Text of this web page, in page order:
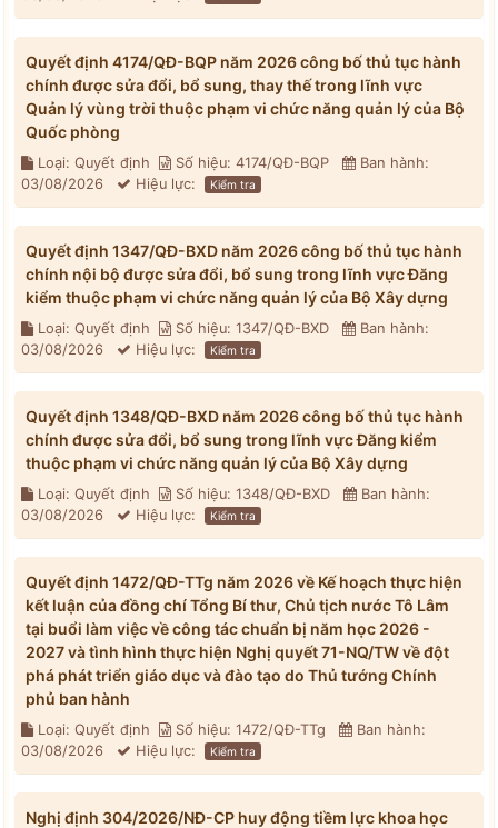
Quyết định 4174/QĐ-BQP năm 2026 công bố thủ tục hành
chính được sửa đổi, bổ sung, thay thế trong lĩnh vực
Quản lý vùng trời thuộc phạm vi chức năng quản lý của Bộ
Quốc phòng
Loại: Quyết định Số hiệu: 4174/QĐ-BQP
Ban hành:
03/08/2026
Hiệu lực: Kiểm tra
Quyết định 1347/QĐ-BXD năm 2026 công bố thủ tục hành
chính nội bộ được sửa đổi, bổ sung trong lĩnh vực Đăng
kiểm thuộc phạm vi chức năng quản lý của Bộ Xây dựng
Loại: Quyết định Số hiệu: 1347/QĐ-BXD
Ban hành:
03/08/2026
Hiệu lực: Kiểm tra
Quyết định 1348/QĐ-BXD năm 2026 công bố thủ tục hành
chính được sửa đổi, bổ sung trong lĩnh vực Đăng kiểm
thuộc phạm vi chức năng quản lý của Bộ Xây dựng
Loại: Quyết định Số hiệu: 1348/QĐ-BXD
Ban hành:
03/08/2026
Hiệu lực: Kiểm tra
Quyết định 1472/QĐ-TTg năm 2026 về Kế hoạch thực hiện
kết luận của đồng chí Tổng Bí thư, Chủ tịch nước Tô Lâm
tại buổi làm việc về công tác chuẩn bị năm học 2026 -
2027 và tình hình thực hiện Nghị quyết 71-NQ/TW về đột
phá phát triển giáo dục và đào tạo do Thủ tướng Chính
phủ ban hành
Loại: Quyết định Số hiệu: 1472/QĐ-TTg
Ban hành:
03/08/2026
Hiệu lực: Kiểm tra
Nghị định 304/2026/NĐ-CP huy động tiềm lực khoa học